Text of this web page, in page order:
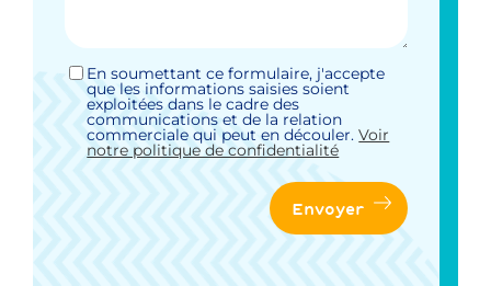
Sans
titre
En soumettant ce formulaire, j'accepte
que les informations saisies soient
exploitées dans le cadre des
communications et de la relation
commerciale qui peut en découler.Voir
notre politique de confidentialité